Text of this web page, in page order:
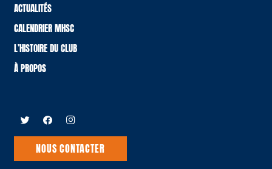
ACTUALITÉS
CALENDRIER MHSC
L’HISTOIRE DU CLUB
À PROPOS
NOUS CONTACTER